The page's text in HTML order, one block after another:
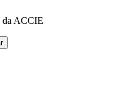
da ACCIE